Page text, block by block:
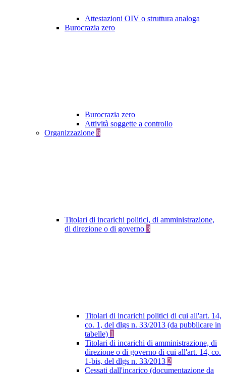
Attestazioni OIV o struttura analoga
Burocrazia zero
Burocrazia zero
Attività soggette a controllo
Organizzazione 6
Titolari di incarichi politici, di amministrazione,
di direzione o di governo 3
Titolari di incarichi politici di cui all'art. 14,
co. 1, del dlgs n. 33/2013 (da pubblicare in
tabelle) 1
Titolari di incarichi di amministrazione, di
direzione o di governo di cui all'art. 14, co.
1-bis, del dlgs n. 33/2013 2
Cessati dall'incarico (documentazione da